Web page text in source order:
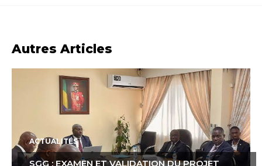
Autres Articles
ACTUALITÉS
SGG : EXAMEN ET VALIDATION DU PROJET